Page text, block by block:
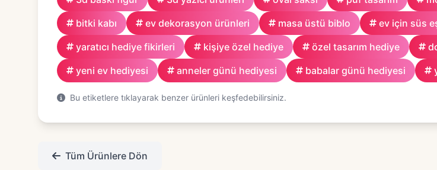
bitki kabı
ev dekorasyon ürünleri masa üstü biblo ev için süs
yaratıcı hediye fikirleri
kişiye özel hediye özel tasarım hediye
yeni ev hediyesi
anneler günü hediyesi babalar günü hediyesi
Bu etiketlere tıklayarak benzer ürünleri keşfedebilirsiniz.
Tüm Ürünlere Dön